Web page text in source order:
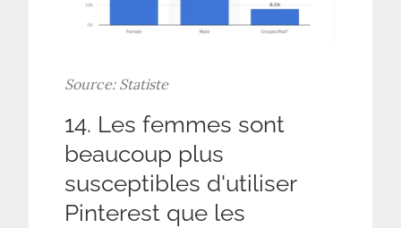
Source: Statiste
14. Les femmes sont
beaucoup plus
susceptibles d'utiliser
Pinterest que les